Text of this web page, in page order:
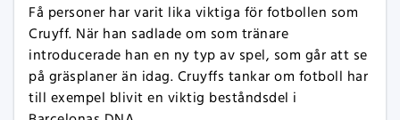
Få personer har varit lika viktiga för fotbollen som
Cruyff. När han sadlade om som tränare
introducerade han en ny typ av spel, som går att se
på gräsplaner än idag. Cruyffs tankar om fotboll har
till exempel blivit en viktig beståndsdel i